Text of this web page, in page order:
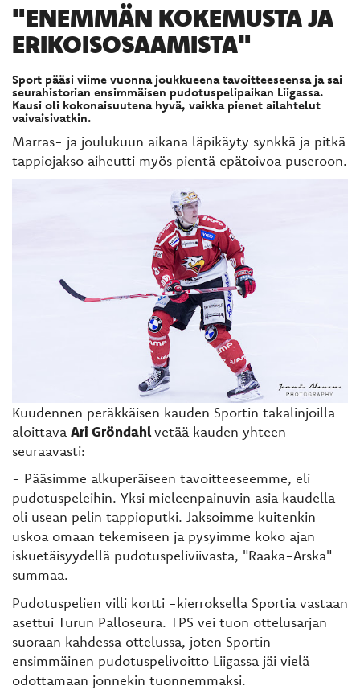
"ENEMMÄN KOKEMUSTA JA
ERIKOISOSAAMISTA"
Sport pääsi viime vuonna joukkueena tavoitteeseensa ja sai
seurahistorian ensimmäisen pudotuspelipaikan Liigassa.
Kausi oli kokonaisuutena hyvä, vaikka pienet ailahtelut
vaivaisivatkin.
Marras- ja joulukuun aikana läpikäyty synkkä ja pitkä
tappiojakso aiheutti myös pientä epätoivoa puseroon.
Kuudennen peräkkäisen kauden Sportin takalinjoilla
aloittava Ari Gröndahlvetää kauden yhteen
seuraavasti:
- Pääsimme alkuperäiseen tavoitteeseemme, eli
pudotuspeleihin. Yksi mieleenpainuvin asia kaudella
oli usean pelin tappioputki. Jaksoimme kuitenkin
uskoa omaan tekemiseen ja pysyimme koko ajan
iskuetäisyydellä pudotuspeliviivasta, "Raaka-Arska"
summaa.
Pudotuspelien villi kortti -kierroksella Sportia vastaan
asettui Turun Palloseura. TPS vei tuon ottelusarjan
suoraan kahdessa ottelussa, joten Sportin
ensimmäinen pudotuspelivoitto Liigassa jäi vielä
odottamaan jonnekin tuonnemmaksi.